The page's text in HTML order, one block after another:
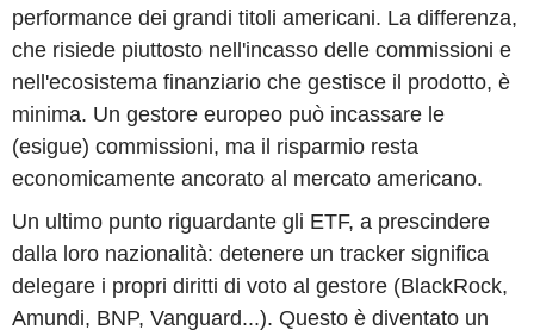
performance dei grandi titoli americani. La differenza,
che risiede piuttosto nell'incasso delle commissioni e
nell'ecosistema finanziario che gestisce il prodotto, è
minima. Un gestore europeo può incassare le
(esigue) commissioni, ma il risparmio resta
economicamente ancorato al mercato americano.
Un ultimo punto riguardante gli ETF, a prescindere
dalla loro nazionalità: detenere un tracker significa
delegare i propri diritti di voto al gestore (BlackRock,
Amundi, BNP, Vanguard...). Questo è diventato un